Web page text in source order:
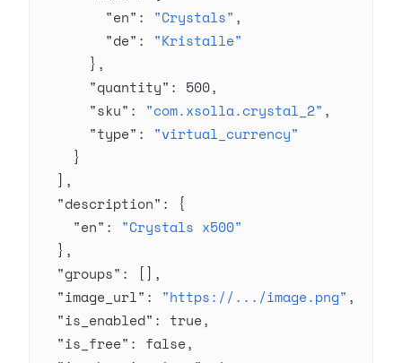
        "en"
: "Crystals" ,
        "de"
: "Kristalle"
      },
      "quantity"
: 500,
      "sku"
: "com.xsolla.crystal_2" ,
      "type"
: "virtual_currency"
    }
  ],
  "description"
: {
    "en"
: "Crystals x500"
  },
  "groups"
: [],
  "image_url"
: "https://.../image.png" ,
  "is_enabled"
: true,
  "is_free"
: false,